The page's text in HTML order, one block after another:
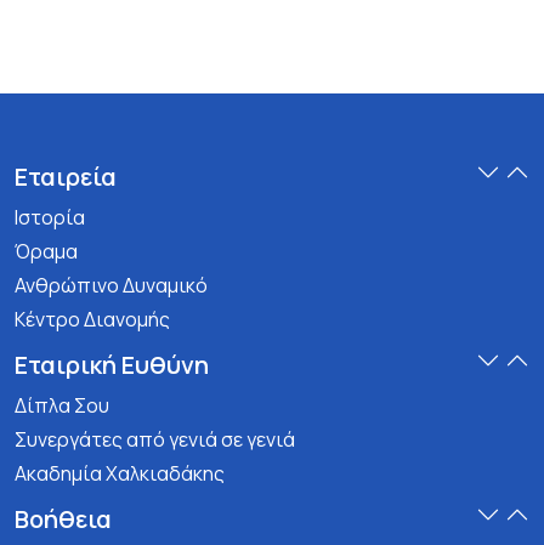
Εταιρεία
Ιστορία
Όραμα
Ανθρώπινο Δυναμικό
Κέντρο Διανομής
Εταιρική Ευθύνη
Δίπλα Σου
Συνεργάτες από γενιά σε γενιά
Ακαδημία Χαλκιαδάκης
Βοήθεια